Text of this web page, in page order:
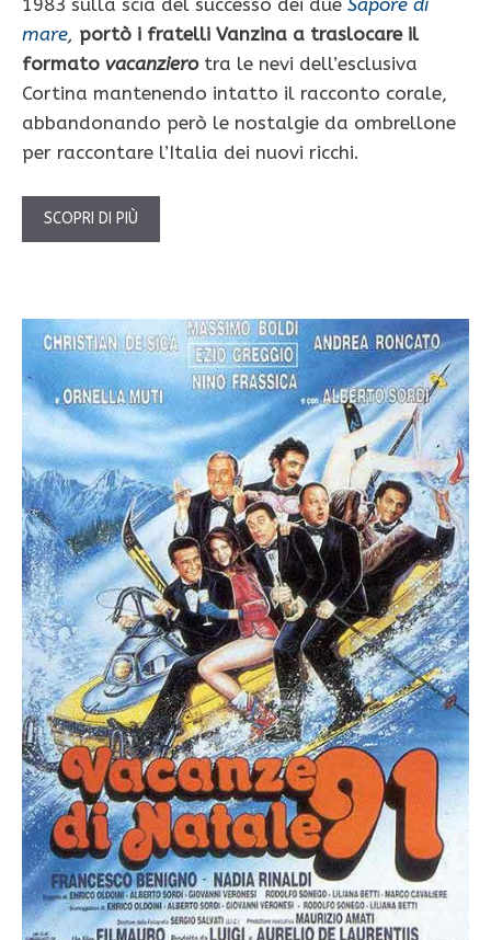
1983 sulla scia del successo dei due Sapore di
mare, portò i fratelli Vanzina a traslocare il
formato vacanzierotra le nevi dell’esclusiva
Cortina mantenendo intatto il racconto corale,
abbandonando però le nostalgie da ombrellone
per raccontare l’Italia dei nuovi ricchi.
SCOPRI DI PIÙ